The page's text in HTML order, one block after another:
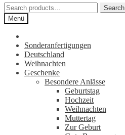
Search
for:
Search
Menü
Sonderanfertigungen
Deutschland
Weihnachten
Geschenke
Besondere Anlässe
Geburtstag
Hochzeit
Weihnachten
Muttertag
Zur Geburt